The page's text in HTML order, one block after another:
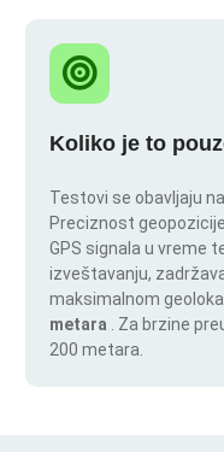
Koliko je to
Testovi se obavljaju
Preciznost
GPS signala u vreme
izveštavanju,
maksimalnom
metara
. Za brzine
200 metara.